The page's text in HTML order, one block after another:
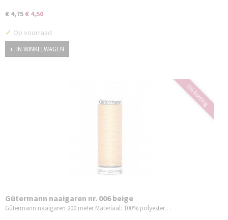
€ 4,75€ 4,50
✓ Op voorraad
IN WINKELWAGEN
5% korting
Gütermann naaigaren nr. 006 beige
Gütermann naaigaren 200 meter Materiaal: 100% polyester…